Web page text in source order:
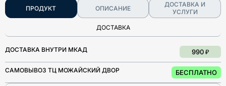
ПРОДУКТ ОПИСАНИЕ
ДОСТАВКА И
УСЛУГИ
ДОСТАВКА
ДОСТАВКА ВНУТРИ МКАД 990 ₽
САМОВЫВОЗ ТЦ МОЖАЙСКИЙ ДВОР БЕСПЛАТНО